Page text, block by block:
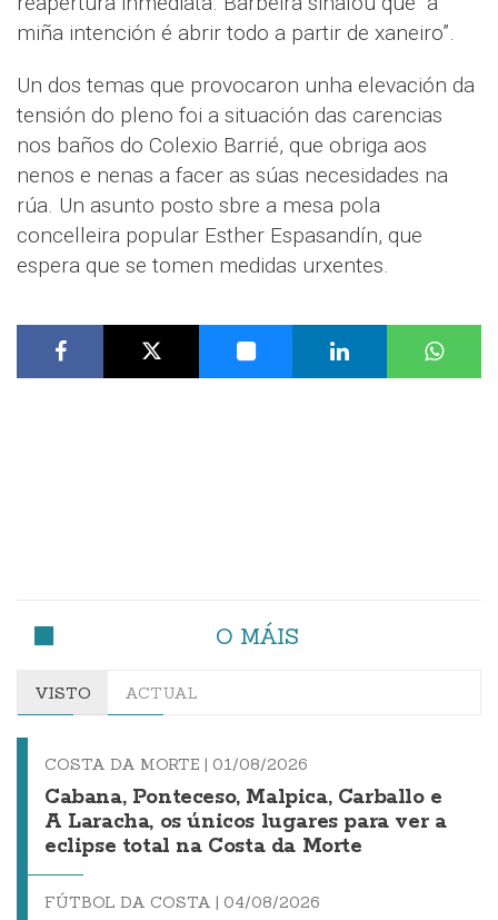
miña intención é abrir todo a partir de xaneiro”.
Un dos temas que provocaron unha elevación da
tensión do pleno foi a situación das carencias
nos baños do Colexio Barrié, que obriga aos
nenos e nenas a facer as súas necesidades na
rúa. Un asunto posto sbre a mesa pola
concelleira popular Esther Espasandín, que
espera que se tomen medidas urxentes.
O MÁIS
VISTO ACTUAL
COSTA DA MORTE | 01/08/2026
Cabana, Ponteceso, Malpica, Carballo e
A Laracha, os únicos lugares para ver a
eclipse total na Costa da Morte
FÚTBOL DA COSTA | 04/08/2026